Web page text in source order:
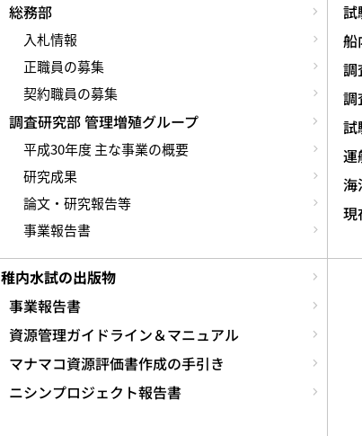
総務部
入札情報
正職員の募集
契約職員の募集
調査研究部 管理増殖グループ
平成30年度 主な事業の概要
研究成果
論文・研究報告等
事業報告書
試
船
調
調
試
運
海
現
稚内水試の出版物
事業報告書
資源管理ガイドライン＆マニュアル
マナマコ資源評価書作成の手引き
ニシンプロジェクト報告書